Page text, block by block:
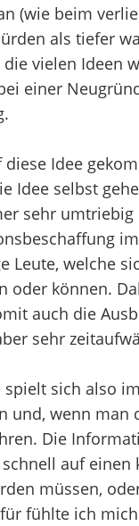
(wie beim
als tiefer
vielen Ideen
einer
Idee
Idee selbst
sehr umtriebig
Leute, welche
oder können.
auch die
sehr
spielt sich also im
wenn man
Die
auf einen
müssen,
fühlte ich